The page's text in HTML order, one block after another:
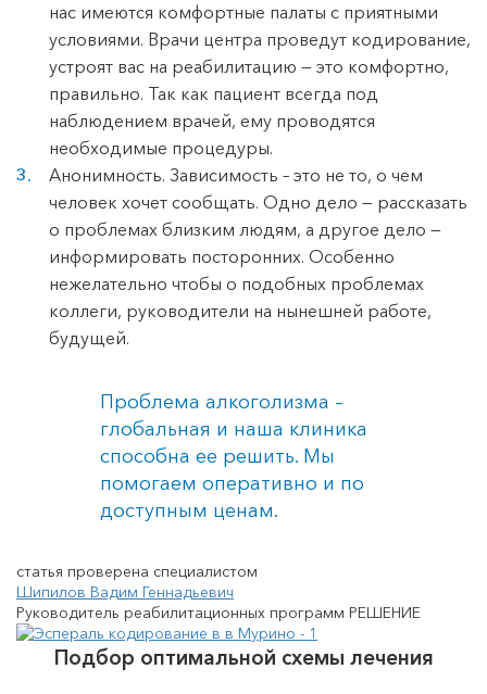
нас имеются комфортные палаты с приятными
условиями. Врачи центра проведут кодирование,
устроят вас на реабилитацию — это комфортно,
правильно. Так как пациент всегда под
наблюдением врачей, ему проводятся
необходимые процедуры.
Анонимность. Зависимость – это не то, о чем
человек хочет сообщать. Одно дело — рассказать
о проблемах близким людям, а другое дело —
информировать посторонних. Особенно
нежелательно чтобы о подобных проблемах
коллеги, руководители на нынешней работе,
будущей.
Проблема алкоголизма –
глобальная и наша клиника
способна ее решить. Мы
помогаем оперативно и по
доступным ценам.
статья проверена специалистом
Шипилов Вадим Геннадьевич
Руководитель реабилитационных программ РЕШЕНИЕ
Подбор оптимальной схемы лечения